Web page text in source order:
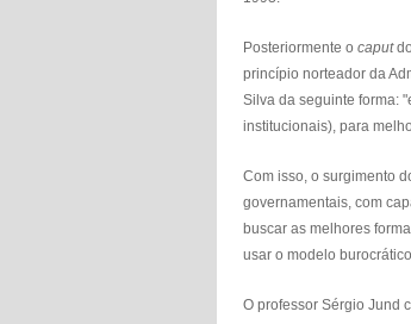
Posteriormente o caput
princípio norteador da
Silva da seguinte forma:
institucionais), para
Com isso, o surgimento
governamentais, com
buscar as melhores
usar o modelo
O professor Sérgio Jund